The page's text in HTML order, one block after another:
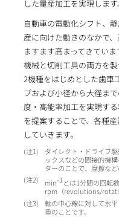
した量産加工を実現します
自動車の電動化シフト、
産に向けた動きのなかで
ますます高まってきてい
機械と切削工具の両方を
2機種をはじめとした歯車
プおよび小径から大径ま
度・高能率加工を実現す
を提案することで、各種
していきます。
1
ダイレクト・ドライブ
ックスなどの間接的機
ターのことで、摩擦な
2
min-1とは1分間の回転
rpm（revolutions/
3
軸の中心線に対して水
重のことです。